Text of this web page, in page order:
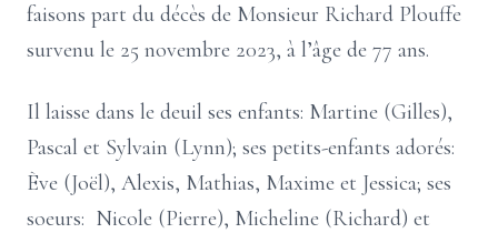
faisons part du décès de Monsieur Richard Plouffe
survenu le 25 novembre 2023, à l’âge de 77 ans.
Il laisse dans le deuil ses enfants: Martine (Gilles),
Pascal et Sylvain (Lynn); ses petits-enfants adorés:
Ève (Joël), Alexis, Mathias, Maxime et Jessica; ses
soeurs: Nicole (Pierre), Micheline (Richard) et